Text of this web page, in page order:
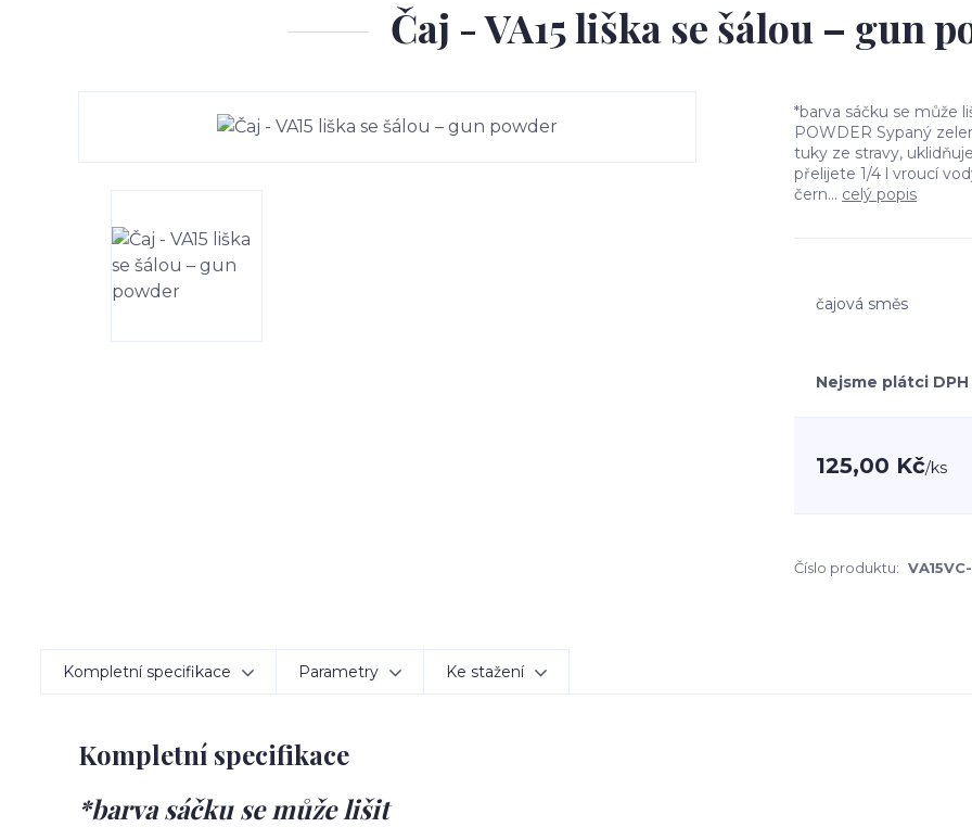
Čaj - VA15 liška se šálou – gun
*barva sáčku se může
POWDER Sypaný
tuky ze stravy,
přelijete 1/4 l vroucí
čern... celý popis
čajová směs
Nejsme plátci DPH
125,00 Kč/ks
Číslo produktu:
Kompletní specifikace Parametry Ke stažení
Kompletní specifikace
*barva sáčku se může lišit